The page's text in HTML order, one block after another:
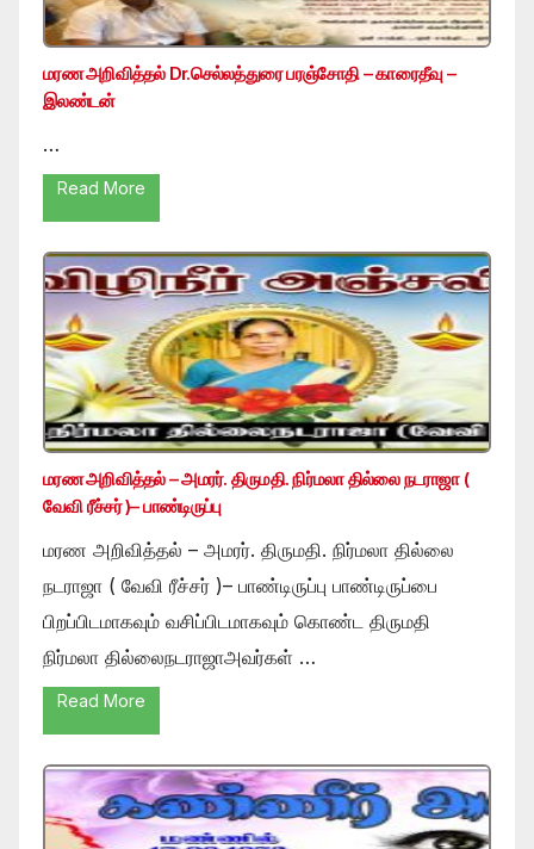
மரண அறிவித்தல் Dr.செல்லத்துரை பரஞ்சோதி – காரைதீவு –
இலண்டன்
…
Read More
மரண அறிவித்தல் – அமரர். திருமதி. நிர்மலா தில்லை நடராஜா (
வேவி ரீச்சர் )– பாண்டிருப்பு
மரண அறிவித்தல் – அமரர். திருமதி. நிர்மலா தில்லை
நடராஜா ( வேவி ரீச்சர் )– பாண்டிருப்பு பாண்டிருப்பை
பிறப்பிடமாகவும் வசிப்பிடமாகவும் கொண்ட திருமதி
நிர்மலா தில்லைநடராஜாஅவர்கள் …
Read More